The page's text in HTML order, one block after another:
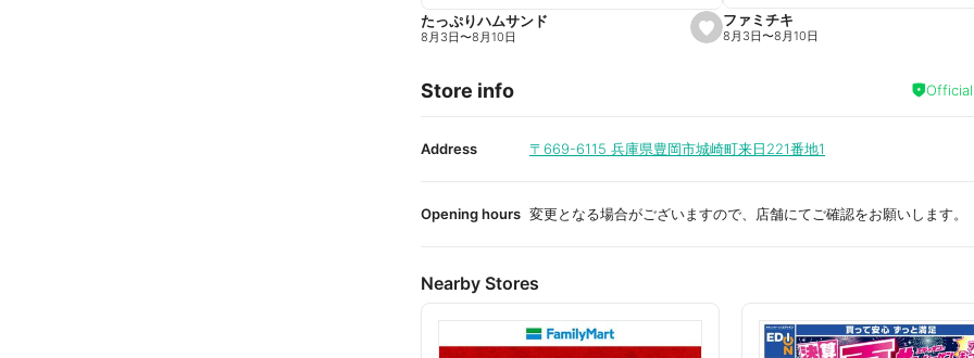
s
e
i
t
たっぷりハムサンド
8月3日〜8月10日
ファミチキ
8月3日〜8月10日
Store info
Address 〒669-6115 兵庫県豊岡市城崎町来日221番地1
Opening hours 変更となる場合がございますので、店舗にてご確認をお願いします。
Nearby Stores